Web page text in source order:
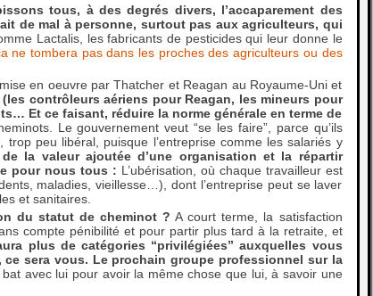
tous, à des degrés divers, l’accaparement des
de mal à personne, surtout pas aux agriculteurs, qui
Lactalis, les fabricants de pesticides qui leur donne le
ne tombera pas dans les proches des agriculteurs ou des
en oeuvre par Thatcher et Reagan au Royaume-Uni et
contrôleurs aériens pour Reagan, les mineurs pour
Et ce faisant, réduire la norme générale en terme de
Le gouvernement veut “se les faire”, parce qu’ils
peu libéral, puisque l’entreprise comme les salariés y
la valeur ajoutée d’une organisation et la répartir
pour nous tous : L’ubérisation, où chaque travailleur est
maladies, vieillesse…), dont l’entreprise peut se laver
et sanitaires.
du statut de cheminot ? A court terme, la satisfaction
compte pénibilité et pour partir plus tard à la retraite, et
plus de catégories “privilégiées” auxquelles vous
sera vous. Le prochain groupe professionnel sur la
avec lui pour avoir la même chose que lui, à savoir une